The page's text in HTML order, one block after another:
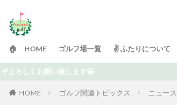
🏠 HOME ゴルフ場一覧 ✌️ ふたりについて
HOME ゴルフ関連トピックス ニュース